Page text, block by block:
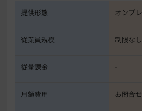
提供形態 オンプ
従業員規模 制限なし
従量課金 -
月額費用 お問合せ